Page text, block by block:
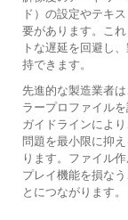
ド）の設定やテキ
要があります。こ
トな遅延を回避し
持できます。
先進的な製造業者
ラープロファイル
ガイドラインによ
問題を最小限に抑
ります。ファイル
プレイ機能を損な
とにつながります。